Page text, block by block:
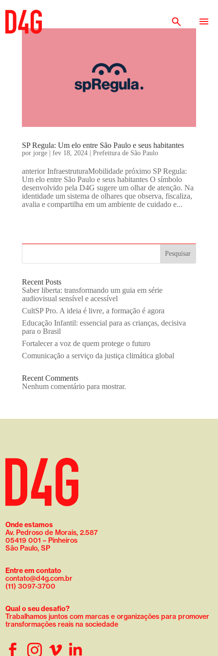
SP Regula: Um elo entre São Paulo e seus habitantes
por jorge| fev 18, 2024| Prefeitura de São Paulo
anterior InfraestruturaMobilidade próximo SP Regula:
Um elo entre São Paulo e seus habitantes O símbolo
desenvolvido pela D4G sugere um olhar de atenção. Na
identidade um sistema de olhares que observa, fiscaliza,
avalia e compartilha em um ambiente de cuidado e...
Pesquisar
Recent Posts
Saber liberta: transformando um guia em série
audiovisual sensível e acessível
CultSP Pro. A ideia é livre, a formação é agora
Educação Infantil: essencial para as crianças, decisiva
para o Brasil
Fortalecer a voz de quem protege o futuro
Comunicação a serviço da justiça climática global
Recent Comments
Nenhum comentário para mostrar.
Onde estamos
Av. Pedroso de Morais, 2.587
05419 001 – Pinheiros
São Paulo, SP
Entre em contato
contato@d4g.com.br
(11) 3097-3700
Qual o seu desafio?
Trabalhamos juntos com marcas e organizações para promover
transformações reais na sociedade
   